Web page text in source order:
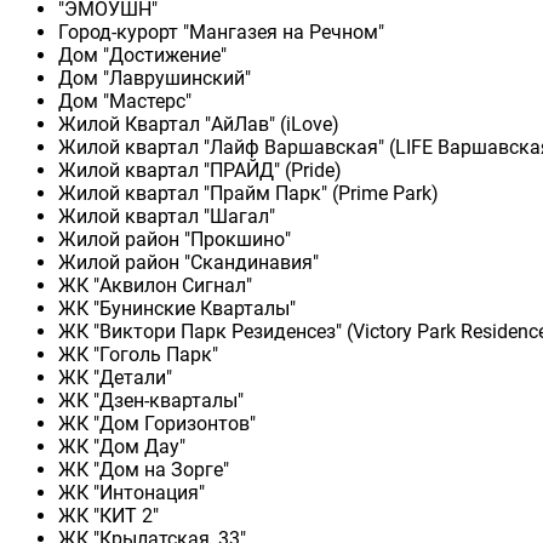
"ЭМОУШН"
Город-курорт "Мангазея на Речном"
Дом "Достижение"
Дом "Лаврушинский"
Дом "Мастерс"
Жилой Квартал "АйЛав" (iLove)
Жилой квартал "Лайф Варшавская" (LIFE
Жилой квартал "ПРАЙД" (Pride)
Жилой квартал "Прайм Парк" (Prime Park)
Жилой квартал "Шагал"
Жилой район "Прокшино"
Жилой район "Скандинавия"
ЖК "Аквилон Сигнал"
ЖК "Бунинские Кварталы"
ЖК "Виктори Парк Резиденсез" (Victory Park
ЖК "Гоголь Парк"
ЖК "Детали"
ЖК "Дзен-кварталы"
ЖК "Дом Горизонтов"
ЖК "Дом Дау"
ЖК "Дом на Зорге"
ЖК "Интонация"
ЖК "КИТ 2"